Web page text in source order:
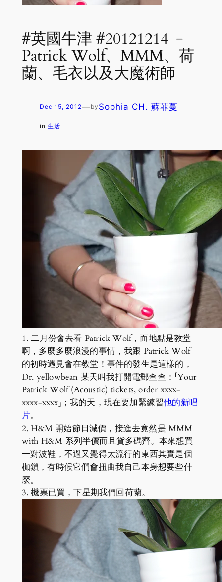
#英國牛津 #20121214 ﹣
Patrick Wolf、MMM、荷
蘭、毛衣以及大魔術師
Dec 15, 2012—by Sophia CH. 蘇菲蔓
in 生活
1. 二月份會去看 Patrick Wolf，而地點是教堂
啊，多麼多麼浪漫的事情，我跟 Patrick Wolf
的初時遇見會在教堂！事件的發生是這樣的，
Dr. yellowbean 某天叫我打開電郵查查：「Your
Patrick Wolf (Acoustic) tickets, order xxxx-
xxxx-xxxx」；我的天，現在要加緊練習他的新唱
片。
2. H&M 開始節日減價，接進去竟然是 MMM
with H&M 系列半價而且貨多碼齊。本來想買
一對波鞋，不過又覺得太流行的東西其實是個
枷鎖，有時候它們會扭曲我自己本身想要些什
麼。
3. 機票已買，下星期我們回荷蘭。